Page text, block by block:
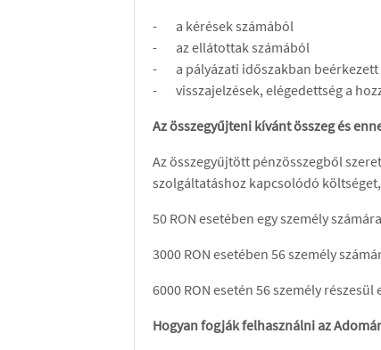
- a kérések számából
- az ellátottak számából
- a pályázati időszakban beérkezett
- visszajelzések, elégedettség a
Az összegyűjteni kívánt összeg és
Az összegyűjtött pénzösszegből
szolgáltatáshoz kapcsolódó
50 RON esetében egy személy
3000 RON esetében 56 személy
6000 RON esetén 56 személy
Hogyan fogják felhasználni az